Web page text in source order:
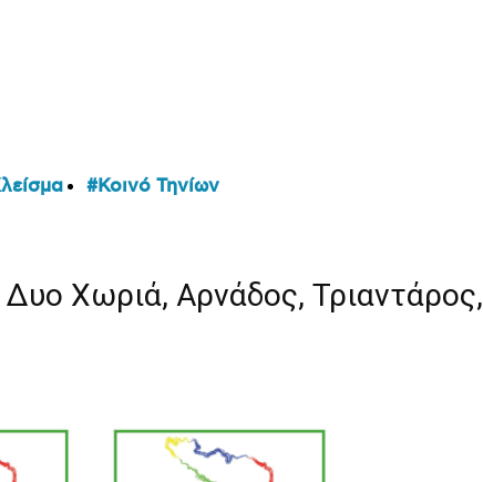
Κοινό Τηνίων
Χωριά, Αρνάδος, Τριαντάρος,